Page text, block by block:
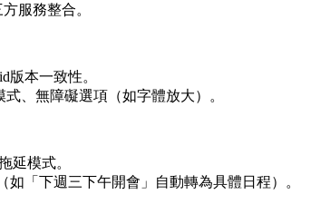
服務整合。
版本一致性。
、無障礙選項（如字體放大）。
延模式。
如「下週三下午開會」自動轉為具體日程）。